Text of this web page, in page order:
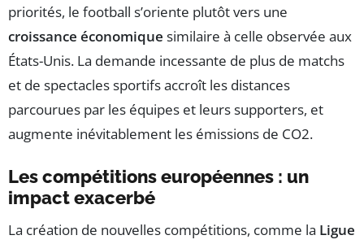
priorités, le football s’oriente plutôt vers une
croissance économique similaire à celle observée aux
États-Unis. La demande incessante de plus de matchs
et de spectacles sportifs accroît les distances
parcourues par les équipes et leurs supporters, et
augmente inévitablement les émissions de CO2.
Les compétitions européennes : un
impact exacerbé
La création de nouvelles compétitions, comme la Ligue